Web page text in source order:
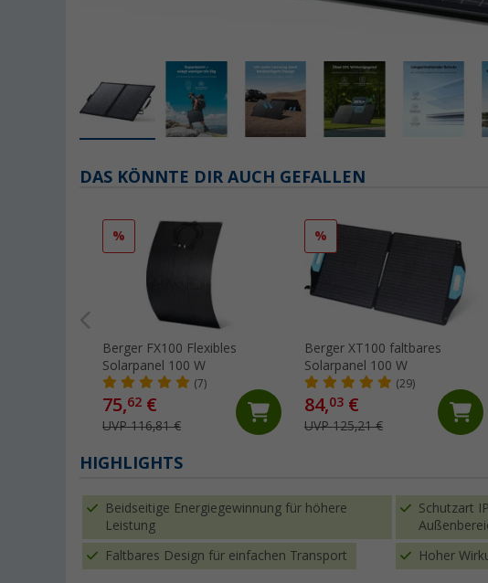
DAS KÖNNTE DIR AUCH GEFALLEN
%
Berger FX100 Flexibles
Solarpanel 100 W
(7)
75,62 €
UVP 116,81 €
%
Berger XT100 faltbares
Solarpanel 100 W
(29)
84,03 €
UVP 125,21 €
HIGHLIGHTS
Beidseitige Energiegewinnung für höhere
Leistung
Schutzart
Faltbares Design für einfachen Transport Hoher